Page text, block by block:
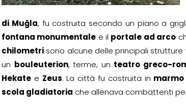
di Muğla, fu costruita secondo un piano a
fontana monumentale e il portale ad arco
chilometri sono alcune delle principali strutture
un bouleuterion, terme, un teatro greco-
Hekate e Zeus. La città fu costruita in
scola gladiatoria che allenava combattenti